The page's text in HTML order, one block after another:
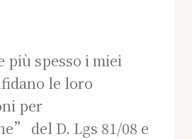
più spesso i miei
le loro
per
del D. Lgs 81/08 e